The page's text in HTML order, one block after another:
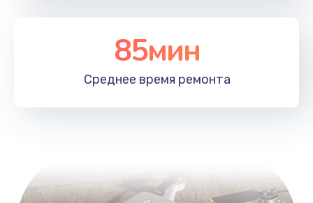
85мин
Среднее время ремонта